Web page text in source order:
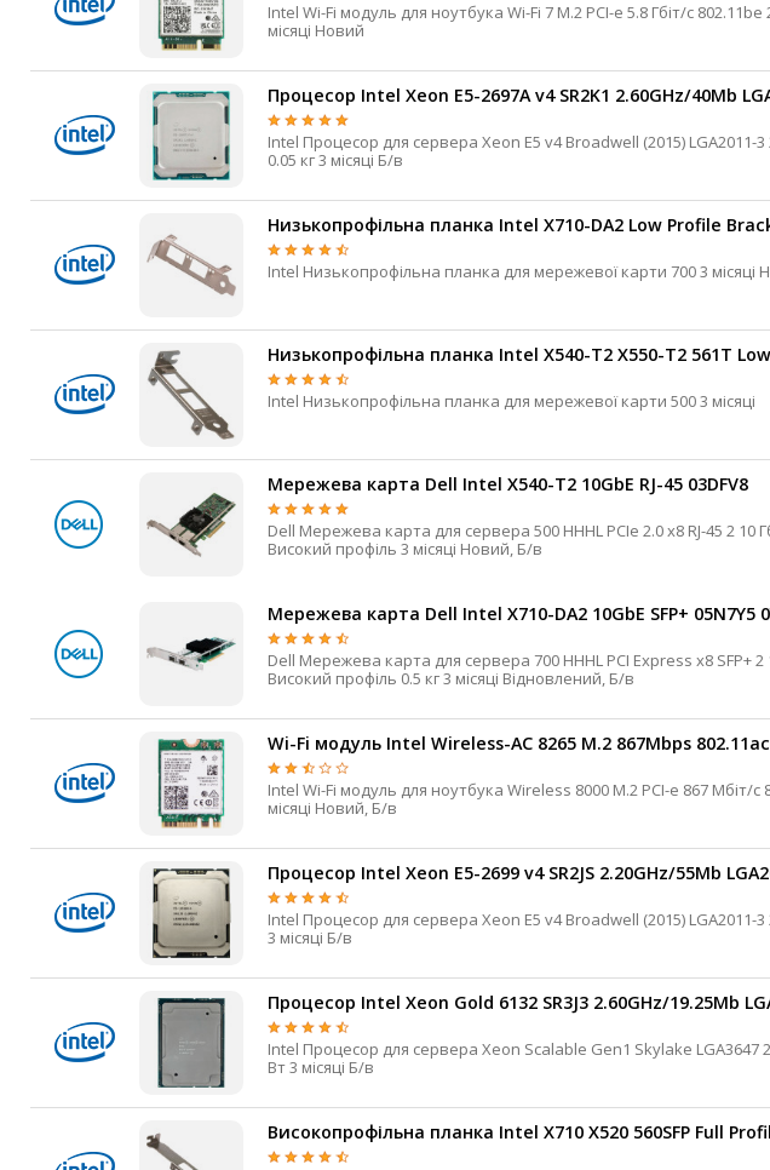
Intel Wi-Fi модуль для ноутбука Wi-Fi 7 M.2 PCI-e 5.8 Гбіт/с 802.11be 2.4 / 5 / 6 ГГц 5.4 MHF4 0.01 кг 3
місяці Новий
Процесор Intel Xeon E5-2697A v4 SR2K1 2.60GHz/40Mb
Intel Процесор для сервера Xeon E5 v4 Broadwell (2015) LGA2011-3 2,6 ГГц 3,6 ГГц 16 32 40 Мб ні 145 Вт
0.05 кг 3 місяці Б/в
Низькопрофільна планка Intel X710-DA2 Low Profile
Intel
Низькопрофільна планка Intel X540-T2 X550-T2 561T
Intel Низькопрофільна планка для мережевої карти 500 3 місяці
Мережева карта Dell Intel X540-T2 10GbE RJ-45 03DFV8
Dell Мережева карта для сервера 500 HHHL PCIe 2.0 x8 RJ-45 2 10 Гбіт/с Так Низький профіль,
Високий профіль 3 місяці Новий, Б/в
Мережева карта Dell Intel X710-DA2 10GbE SFP+ 05N7Y5
Dell Мережева карта для сервера 700 HHHL PCI Express x8 SFP+ 2 10 Гбіт/с Так Низький профіль,
Високий профіль 0.5 кг 3 місяці Відновлений, Б/в
Wi-Fi модуль Intel Wireless-AC 8265 M.2 867Mbps
Intel Wi-Fi модуль для ноутбука Wireless 8000 M.2 PCI-e 867 Мбіт/с 802.11ac 2.4 / 5 ГГц 4.2 MHF4 0.01 кг 3
місяці Новий, Б/в
Процесор Intel Xeon E5-2699 v4 SR2JS 2.20GHz/55Mb
Intel Процесор для сервера Xeon E5 v4 Broadwell (2015) LGA2011-3 2,2 ГГц 3,6 ГГц 22 44 55 Мб ні 145 Вт
3 місяці Б/в
Процесор Intel Xeon Gold 6132 SR3J3 2.60GHz/19.25Mb
Intel Процесор для сервера Xeon Scalable Gen1 Skylake LGA3647 2,6 ГГц 3,7 ГГц 14 28 19.25 Мб ні 140
Вт 3 місяці Б/в
Високопрофільна планка Intel X710 X520 560SFP Full